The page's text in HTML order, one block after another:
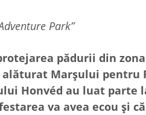
Park”
pădurii din
alăturat Marșului pentru
Honvéd au luat parte
va avea ecou și